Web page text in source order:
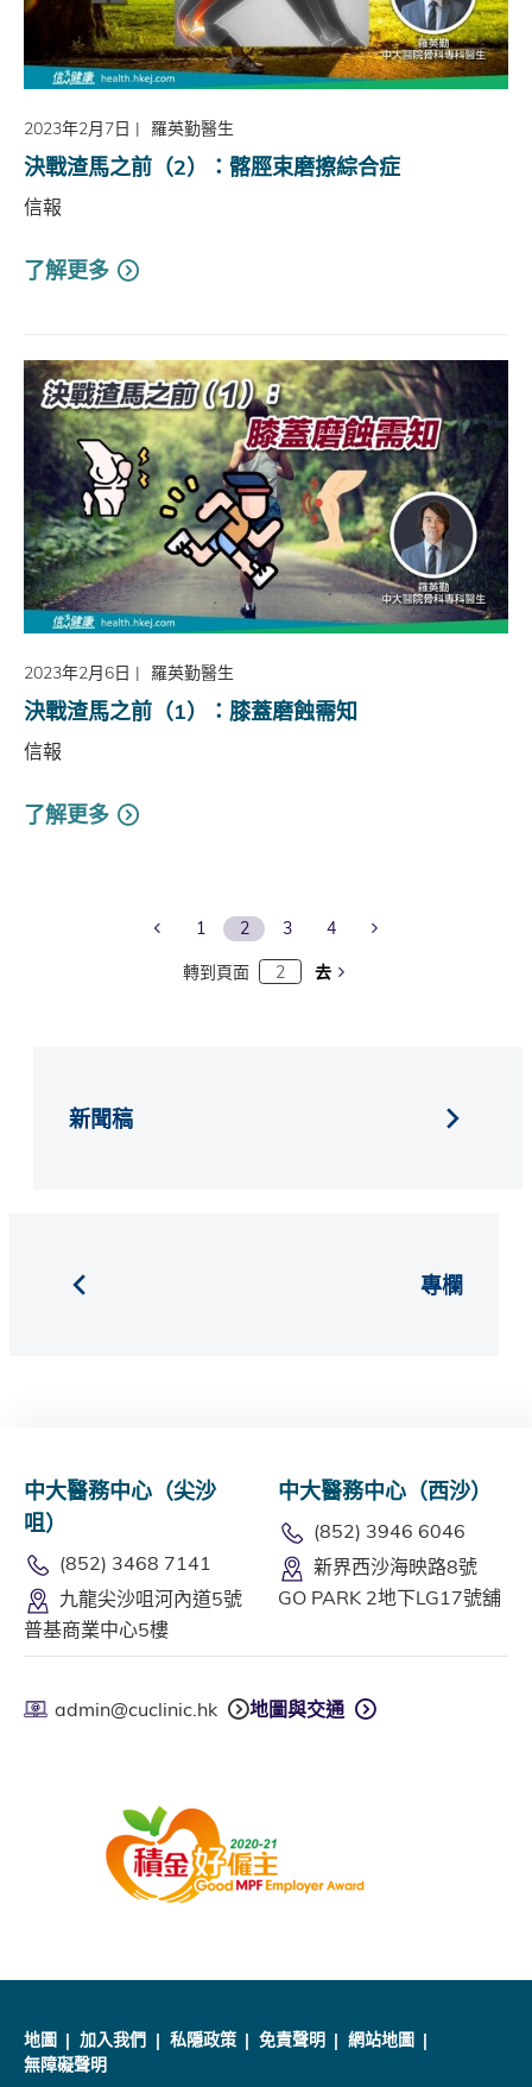
2023年2月7日 | 羅英勤醫生
決戰渣馬之前（2）：髂脛束磨擦綜合症
信報
了解更多
2023年2月6日 | 羅英勤醫生
決戰渣馬之前（1）：膝蓋磨蝕需知
信報
了解更多
Previous Page
1 2 3 4
轉到頁面 去
專欄
新聞稿
中大醫務中心（尖沙
咀）
(852) 3468 7141
九龍尖沙咀河內道5號
普基商業中心5樓
中大醫務中心（西沙）
(852) 3946 6046
新界西沙海映路8號
GO PARK 2地下LG17號舖
admin@cuclinic.hk 地圖與交通
地圖 加入我們 私隱政策 免責聲明
網站地圖
無障礙聲明